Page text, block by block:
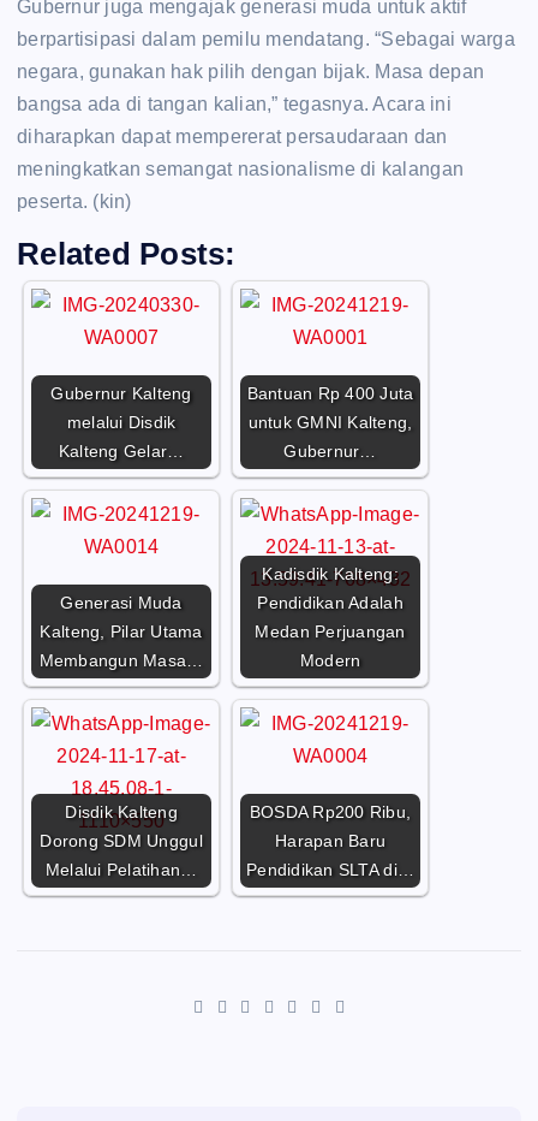
Gubernur juga mengajak generasi muda untuk aktif
berpartisipasi dalam pemilu mendatang. “Sebagai warga
negara, gunakan hak pilih dengan bijak. Masa depan
bangsa ada di tangan kalian,” tegasnya. Acara ini
diharapkan dapat mempererat persaudaraan dan
meningkatkan semangat nasionalisme di kalangan
peserta. (kin)
Related Posts:
Gubernur Kalteng
melalui Disdik
Kalteng Gelar…
Bantuan Rp 400 Juta
untuk GMNI Kalteng,
Gubernur…
Generasi Muda
Kalteng, Pilar Utama
Membangun Masa…
Kadisdik Kalteng:
Pendidikan Adalah
Medan Perjuangan
Modern
Disdik Kalteng
Dorong SDM Unggul
Melalui Pelatihan…
BOSDA Rp200 Ribu,
Harapan Baru
Pendidikan SLTA di…